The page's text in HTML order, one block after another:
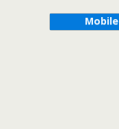
Mobile